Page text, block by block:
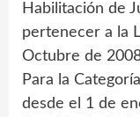
Habilitación de
pertenecer a la
Octubre de
Para la
desde el 1 de